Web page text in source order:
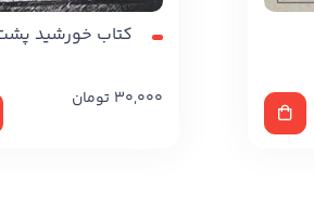
کتاب خورشید
30,000 تومان